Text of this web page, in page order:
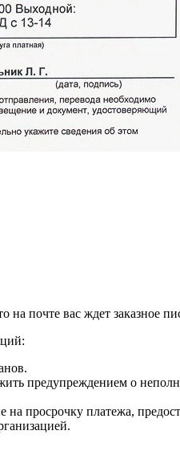
почте вас ждет заказное
предупреждением о
просрочку платежа,